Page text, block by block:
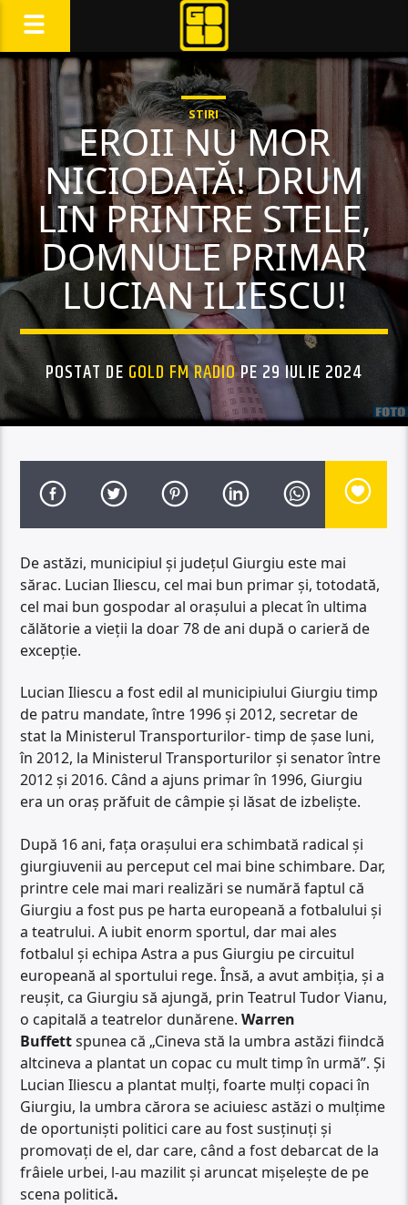
STIRI
EROII NU MOR
NICIODATĂ! DRUM
LIN PRINTRE STELE,
DOMNULE PRIMAR
LUCIAN ILIESCU!
POSTAT DE GOLD FM RADIOPE 29 IULIE 2024
De astăzi, municipiul și județul Giurgiu este mai
sărac. Lucian Iliescu, cel mai bun primar și, totodată,
cel mai bun gospodar al orașului a plecat în ultima
călătorie a vieții la doar 78 de ani după o carieră de
excepție.
Lucian Iliescu a fost edil al municipiului Giurgiu timp
de patru mandate, între 1996 și 2012, secretar de
stat la Ministerul Transporturilor- timp de șase luni,
în 2012, la Ministerul Transporturilor și senator între
2012 și 2016. Când a ajuns primar în 1996, Giurgiu
era un oraș prăfuit de câmpie și lăsat de izbeliște.
După 16 ani, fața orașului era schimbată radical și
giurgiuvenii au perceput cel mai bine schimbare. Dar,
printre cele mai mari realizări se numără faptul că
Giurgiu a fost pus pe harta europeană a fotbalului și
a teatrului. A iubit enorm sportul, dar mai ales
fotbalul și echipa Astra a pus Giurgiu pe circuitul
europeană al sportului rege. Însă, a avut ambiția, și a
reușit, ca Giurgiu să ajungă, prin Teatrul Tudor Vianu,
o capitală a teatrelor dunărene.Warren
Buffettspunea că „Cineva stă la umbra astăzi fiindcă
altcineva a plantat un copac cu mult timp în urmă”. Și
Lucian Iliescu a plantat mulți, foarte mulți copaci în
Giurgiu, la umbra cărora se aciuiesc astăzi o mulțime
de oportuniști politici care au fost susținuți și
promovați de el, dar care, când a fost debarcat de la
frâiele urbei, l-au mazilit și aruncat mișelește de pe
scena politică.